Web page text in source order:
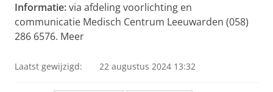
Informatie:via afdeling voorlichting en
communicatie Medisch Centrum Leeuwarden (058)
286 6576. Meer
Laatst gewijzigd: 22 augustus 2024 13:32